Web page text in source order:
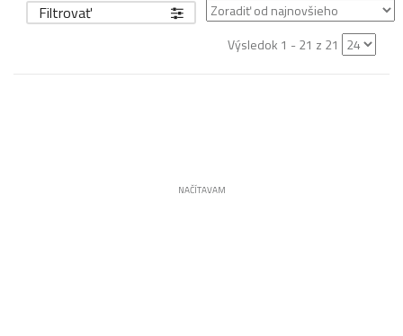
Filtrovať
Výsledok 1 - 21 z 21
NAČÍTAVAM